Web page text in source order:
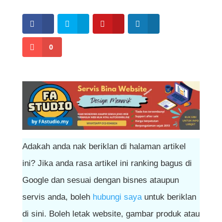
0
Adakah anda nak beriklan di halaman artikel
ini? Jika anda rasa artikel ini ranking bagus di
Google dan sesuai dengan bisnes ataupun
servis anda, boleh hubungi sayauntuk beriklan
di sini. Boleh letak website, gambar produk atau